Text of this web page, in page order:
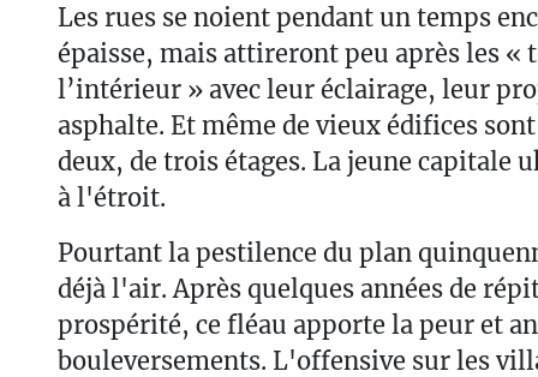
Les rues se noient pendant un temps
épaisse, mais attireront peu après les «
l’intérieur » avec leur éclairage, leur
asphalte. Et même de vieux édifices
deux, de trois étages. La jeune capitale
à l'étroit.
Pourtant la pestilence du plan
déjà l'air. Après quelques années de
prospérité, ce fléau apporte la peur et
bouleversements. L'offensive sur les